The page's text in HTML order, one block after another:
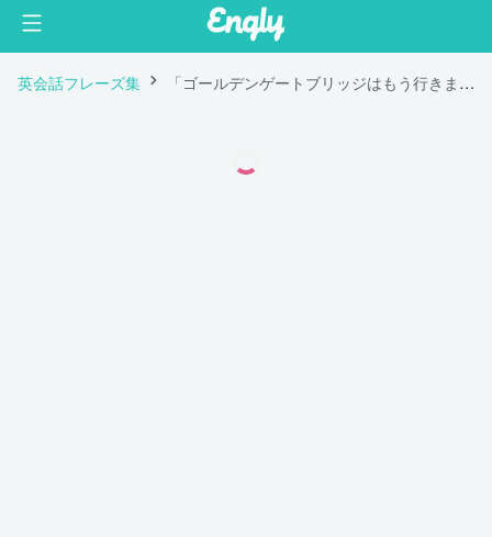
英会話フレーズ集 「ゴールデンゲートブリッジはもう行きましたか？」は英語で "Did you visit the Golden Gate Bridge yet?"